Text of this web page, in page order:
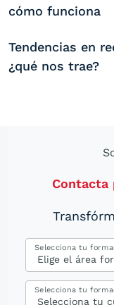
cómo funciona
Tendencias en
¿qué nos trae?
Contacta
Selecciona tu
Selecciona tu